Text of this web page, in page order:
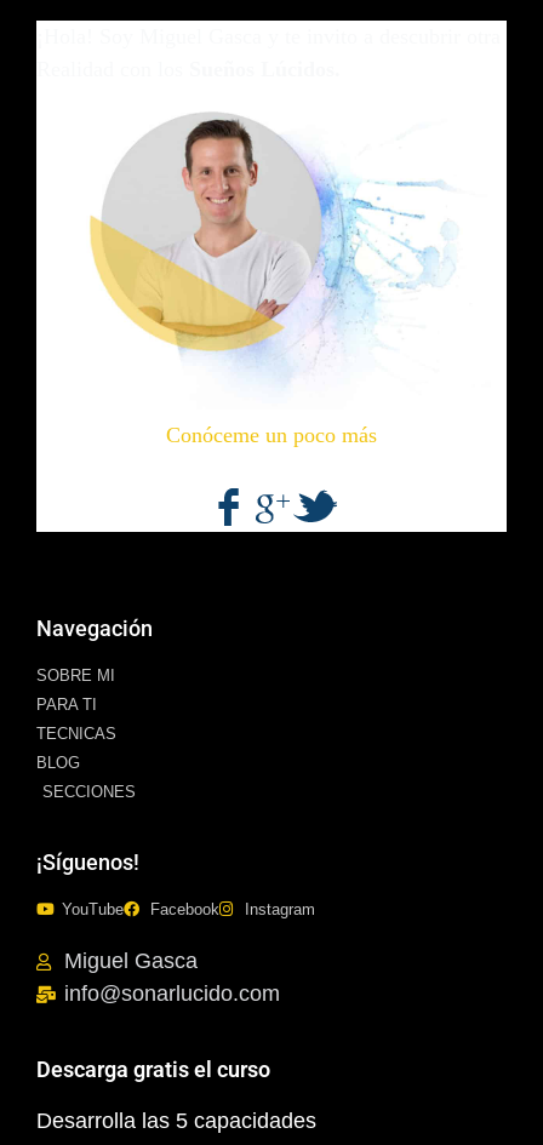
Conóceme un poco más
Navegación
SOBRE MI
PARA TI
TECNICAS
BLOG
SECCIONES
¡Síguenos!
YouTube Facebook Instagram
Miguel Gasca
info@sonarlucido.com
Descarga gratis el curso
Desarrolla las 5 capacidades